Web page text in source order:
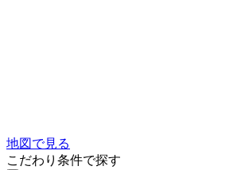
地図で見る
こだわり条件で探す